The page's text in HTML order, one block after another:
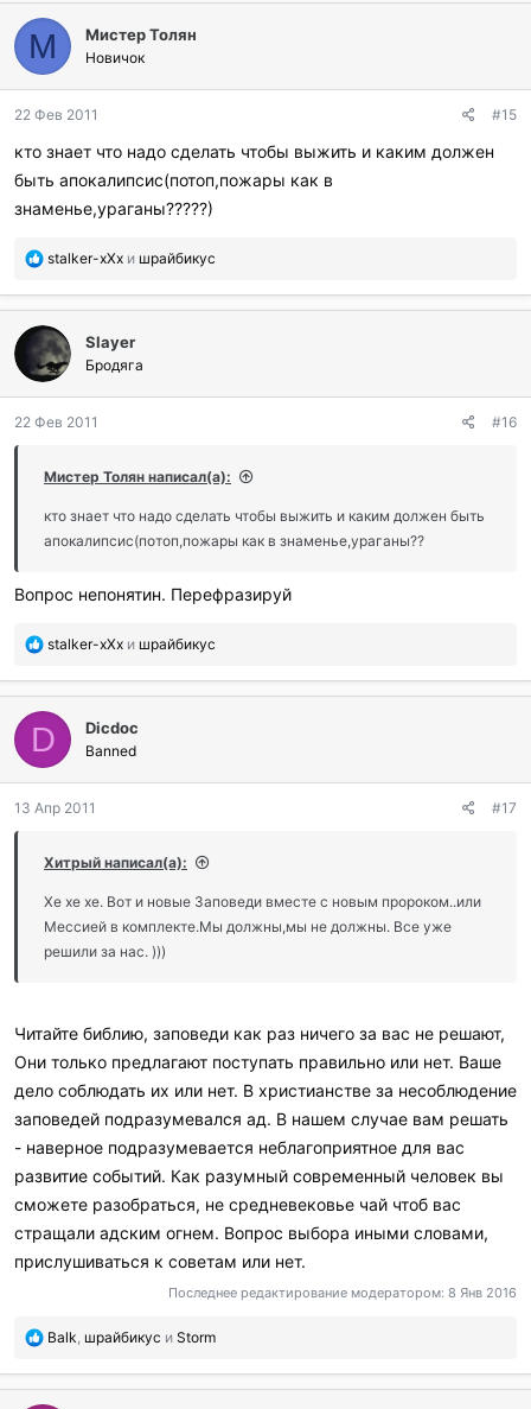
л
а
г
о
а
и
л
и
М Мистер Толян
Новичок
22 Фев 2011 #15
кто знает что надо сделать чтобы выжить и каким должен
быть апокалипсис(потоп,пожары как в
знаменье,ураганы?????)
П
б
л
а
г
о
а
и
и
:
stalker-xXx и шрайбикус
Slayer
Бродяга
22 Фев 2011 #16
Мистер Толян написал(а):
кто знает что надо сделать чтобы выжить и каким должен быть
апокалипсис(потоп,пожары как в знаменье,ураганы??
Вопрос непонятин. Перефразируй
П
б
л
а
г
о
а
и
и
:
stalker-xXx и шрайбикус
D Dicdoc
Banned
13 Апр 2011 #17
Хитрый написал(а):
Хе хе хе. Вот и новые Заповеди вместе с новым пророком..или
Мессией в комплекте.Мы должны,мы не должны. Все уже
решили за нас. )))
Читайте библию, заповеди как раз ничего за вас не решают,
Они только предлагают поступать правильно или нет. Ваше
дело соблюдать их или нет. В христианстве за несоблюдение
заповедей подразумевался ад. В нашем случае вам решать
- наверное подразумевается неблагоприятное для вас
развитие событий. Как разумный современный человек вы
сможете разобраться, не средневековье чай чтоб вас
стращали адским огнем. Вопрос выбора иными словами,
прислушиваться к советам или нет.
Последнее редактирование модератором: 8 Янв 2016
П
б
Balk шрайбикус и Storm